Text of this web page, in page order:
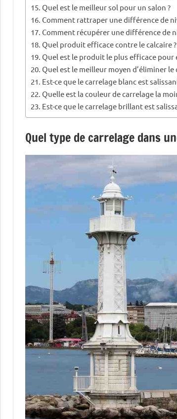
Quel est le meilleur sol pour un salon ?
Comment rattraper une différence de
Comment récupérer une différence de
Quel produit efficace contre le calcaire ?
Quel est le produit le plus efficace pour
Quel est le meilleur moyen d’éliminer le
Est-ce que le carrelage blanc est
Quelle est la couleur de carrelage la
Est-ce que le carrelage brillant est
Quel type de carrelage dans